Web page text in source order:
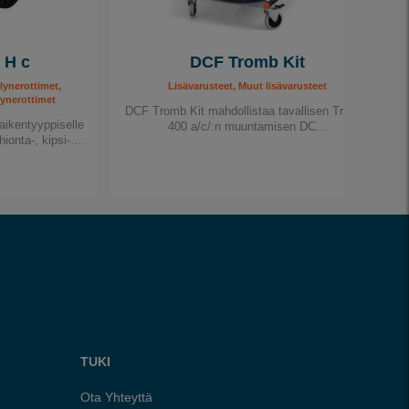
pölynerottimet
H c
, kipsi-…
DCF Tromb Kit
Lisävarusteet, Muut lisävarusteet
DCF Tromb Kit mahdollistaa tavallisen Tromb
400 a/c/:n muuntamisen DC…
TUKI
Ota Yhteyttä